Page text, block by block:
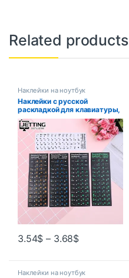
Related products
Наклейки на ноутбук
Наклейки с русской
раскладкой для клавиатуры,
чехлы на клавиатуру для
ноутбуков и ПК с диагональю
10-17 дюймов
3.54$ – 3.68$
Наклейки на ноутбук